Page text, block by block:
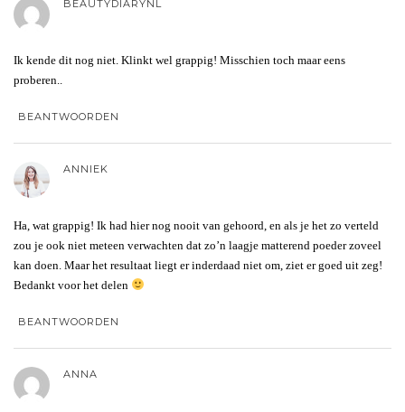
BEAUTYDIARYNL
Ik kende dit nog niet. Klinkt wel grappig! Misschien toch maar eens
proberen..
BEANTWOORDEN
ANNIEK
Ha, wat grappig! Ik had hier nog nooit van gehoord, en als je het zo verteld
zou je ook niet meteen verwachten dat zo’n laagje matterend poeder zoveel
kan doen. Maar het resultaat liegt er inderdaad niet om, ziet er goed uit zeg!
Bedankt voor het delen
BEANTWOORDEN
ANNA